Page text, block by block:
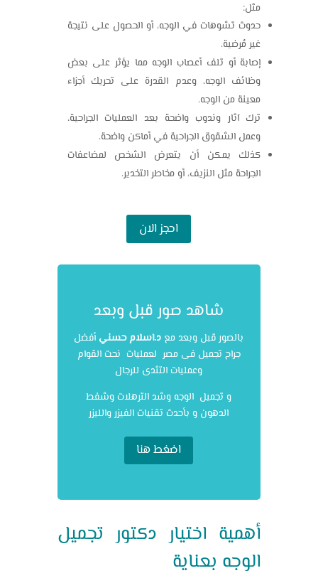
مثل:
حدوث تشوهات في الوجه، أو الحصول على نتيجة
غير مُرضية.
إصابة أو تلف أعصاب الوجه مما يؤثر على بعض
وظائف الوجه، وعدم القدرة على تحريك أجزاء
معينة من الوجه.
ترك آثار وندوب واضحة بعد العمليات الجراحية،
وعمل الشقوق الجراحية في أماكن واضحة.
كذلك يمكن أن يتعرض الشخص لمضاعفات
الجراحة مثل النزيف، أو مخاطر التخدير.
احجز الان
شاهد صور قبل وبعد
بالصور قبل وبعد مع د.اسلام حسني أفضل
جراح تجميل فى مصر لعمليات نحت القوام
وعمليات التثدى للرجال
و تجميل الوجه وشد الترهلات وشفط
الدهون و بأحدث تقنيات الفيزر والليزر
اضغط هنا
أهمية اختيار دكتور تجميل
الوجه بعناية